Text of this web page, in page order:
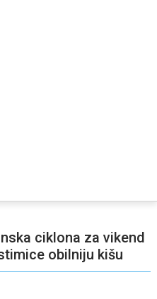
ciklona za vikend
obilniju kišu